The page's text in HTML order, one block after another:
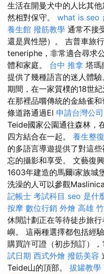
生活在開曼犬中的人比其
然相對保守。 what is seo
養生館 撥筋教學 通常不接
還是異性戀）。 吉普車旅
teneriphe，非常適合尋求
體和家庭。 台中 推拿 塔瑪
提供了幾種語言的迷人體驗
期間，在一家質樸的18世
在那裡品嚐傳統的金絲雀和
條道路通過El 申請台灣公司
Teide國家公園通往森林，
四方結合在一起。 養生整
的多語言導遊提供了對這
忘的攝影和享受。 文藝復
1603年建造的馬爾i家族城
洗澡的人可以參觀Maslinica
記帳士 考試科目 seo 是什
按摩 數位行銷 外燴 高雄
休閒計劃正在等待徒步旅
嶼。 這兩種選擇都包括經
購買許可證（初步預訂），
試日期 西式外燴 撥筋美容
Teide山的頂部。 拔罐教學